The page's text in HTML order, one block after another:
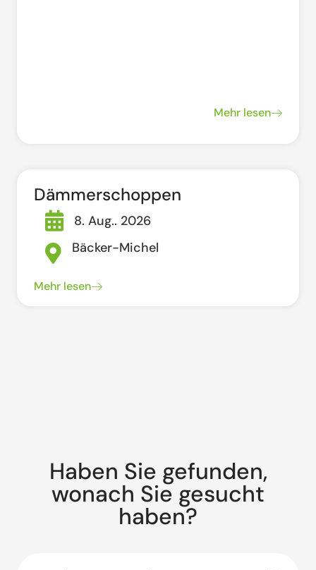
Mehr lesen
Dämmerschoppen
8. Aug.. 2026
Bäcker-Michel
Mehr lesen
Haben Sie gefunden,
wonach Sie gesucht
haben?